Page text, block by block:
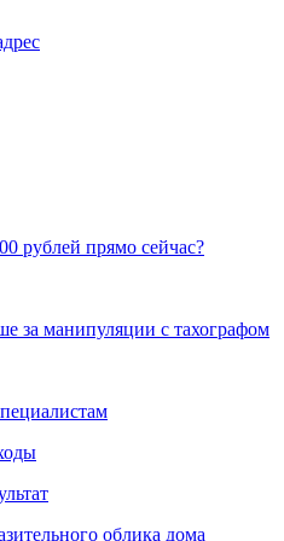
рублей прямо сейчас?
за манипуляции с тахографом
облика дома